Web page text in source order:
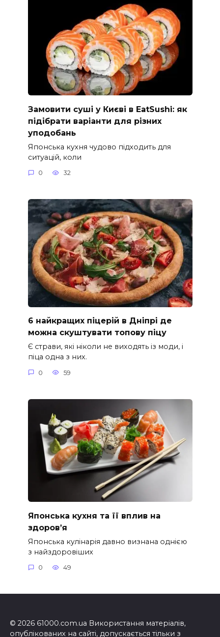
Замовити суші у Києві в EatSushi: як
підібрати варіанти для різних
уподобань
Японська кухня чудово підходить для
ситуацій, коли
0 32
6 найкращих піцерій в Дніпрі де
можна скуштувати топову піцу
Є страви, які ніколи не виходять із моди, і
піца одна з них.
0 59
Японська кухня та її вплив на
здоров’я
Японська кулінарія давно визнана однією
з найздоровіших
0 49
© 2026 61000.com.ua Використання матеріалів,
опублікованих на сайті, допускається тільки з